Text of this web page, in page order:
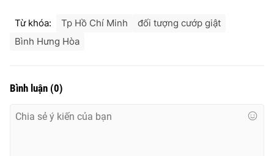
Từ khóa: Tp Hồ Chí Minh
đối tượng cướp giật
Bình Hưng Hòa
Bình luận (0)